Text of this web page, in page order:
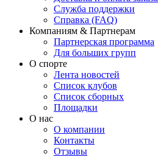
Служба поддержки
Справка (FAQ)
Компаниям & Партнерам
Партнерская программа
Для больших групп
О спорте
Лента новостей
Список клубов
Список сборных
Площадки
О нас
О компании
Контакты
Отзывы